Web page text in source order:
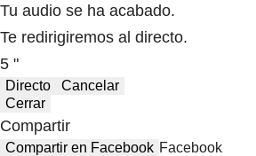
Tu audio se ha acabado.
Te redirigiremos al directo.
5 "
Directo
Cancelar
Cerrar
Compartir
Compartir en Facebook Facebook